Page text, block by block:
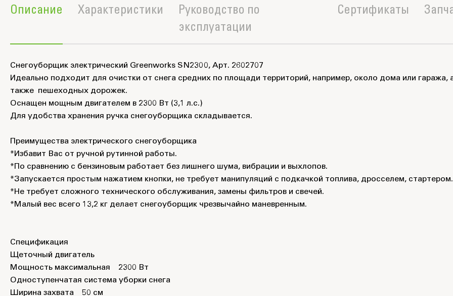
Описание Характеристики
Руководство по
эксплуатации
Сертификаты
Снегоуборщик электрический Greenworks SN2300, Арт. 2602707
Идеально подходит для очистки от снега средних по площади территорий, например, около дома или гаража,
также пешеходных дорожек.
Оснащен мощным двигателем в 2300 Вт (3,1 л.с.)
Для удобства хранения ручка снегоуборщика складывается.
Преимущества электрического снегоуборщика
*Избавит Вас от ручной рутинной работы.
*По сравнению с бензиновым работает без лишнего шума, вибрации и выхлопов.
*Запускается простым нажатием кнопки, не требует манипуляций с подкачкой топлива, дросселем, стартером.
*Не требует сложного технического обслуживания, замены фильтров и свечей.
*Малый вес всего 13,2 кг делает снегоуборщик чрезвычайно маневренным.
Спецификация
Щеточный двигатель
Мощность максимальная 2300 Вт
Одноступенчатая система уборки снега
Ширина захвата 50 см